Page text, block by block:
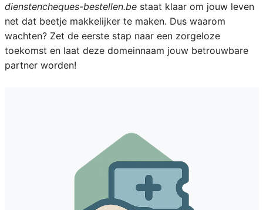
dienstencheques-bestellen.bestaat klaar om jouw leven
net dat beetje makkelijker te maken. Dus waarom
wachten? Zet de eerste stap naar een zorgeloze
toekomst en laat deze domeinnaam jouw betrouwbare
partner worden!